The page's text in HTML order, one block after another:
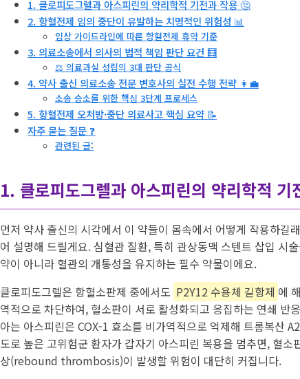
1. 클로피도그렐과 아스피린의 약리학적 기전과 작용 🤔
2. 항혈전제 임의 중단이 유발하는 치명적인 위험성 📊
임상 가이드라인에 따른 항혈전제 휴약 기준
3. 의료소송에서 의사의 법적 책임 판단 요건 🧮
⚖️ 의료과실 성립의 3대 판단 공식
4. 약사 출신 의료소송 전문 변호사의 실전 수행 전략 👩‍💼
소송 승소를 위한 핵심 3단계 프로세스
5. 항혈전제 오처방·중단 의료사고 핵심 요약 📝
자주 묻는 질문 ❓
관련된 글:
1. 클로피도그렐과 아스피린의 약리학적 기
먼저 약사 출신의 시각에서 이 약들이 몸속에서 어떻게 작용하길
어 설명해 드릴게요. 심혈관 질환, 특히 관상동맥 스텐트 삽입 시
약이 아니라 혈관의 개통성을 유지하는 필수 약물이에요.
클로피도그렐은 항혈소판제 중에서도 P2Y12 수용체 길항제 에
역적으로 차단하여, 혈소판이 서로 활성화되고 응집하는 연쇄 반
아는 아스피린은 COX-1 효소를 비가역적으로 억제해 트롬복산
도로 높은 고위험군 환자가 갑자기 아스피린 복용을 멈추면, 혈
상(rebound thrombosis)이 발생할 위험이 대단히 커집니다.